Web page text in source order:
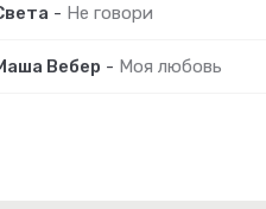
- Не говори
Вебер - Моя любовь